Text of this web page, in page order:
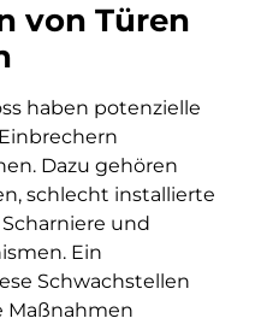
von Türen
haben potenzielle
Dazu gehören
schlecht installierte
und
Ein
Schwachstellen
Maßnahmen